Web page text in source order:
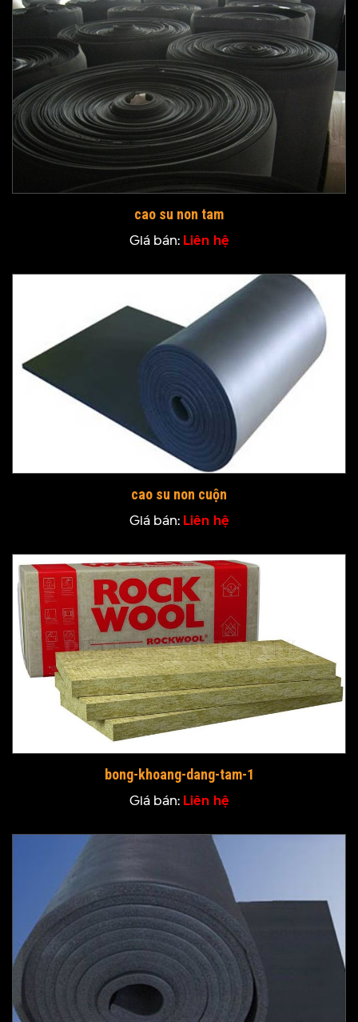
cao su non tam
Giá bán: Liên hệ
cao su non cuộn
Giá bán: Liên hệ
bong-khoang-dang-tam-1
Giá bán: Liên hệ